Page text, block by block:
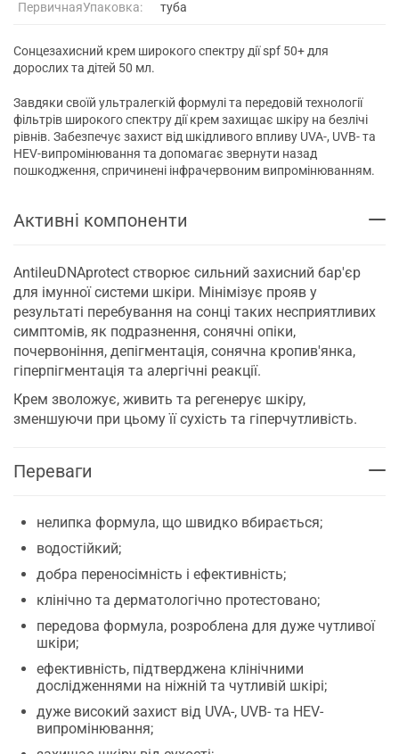
ПервичнаяУпаковка: туба
Сонцезахисний крем широкого спектру дії spf 50+ для
дорослих та дітей 50 мл.
Завдяки своїй ультралегкій формулі та передовій технології
фільтрів широкого спектру дії крем захищає шкіру на безлічі
рівнів. Забезпечує захист від шкідливого впливу UVA-, UVB- та
HEV-випромінювання та допомагає звернути назад
пошкодження, спричинені інфрачервоним випромінюванням.
Активні компоненти
AntileuDNAprotect створює сильний захисний бар'єр
для імунної системи шкіри. Мінімізує прояв у
результаті перебування на сонці таких несприятливих
симптомів, як подразнення, сонячні опіки,
почервоніння, депігментація, сонячна кропив'янка,
гіперпігментація та алергічні реакції.
Крем зволожує, живить та регенерує шкіру,
зменшуючи при цьому її сухість та гіперчутливість.
Переваги
нелипка формула, що швидко вбирається;
водостійкий;
добра переносімність і ефективність;
клінічно та дерматологічно протестовано;
передова формула, розроблена для дуже чутливої
шкіри;
ефективність, підтверджена клінічними
дослідженнями на ніжній та чутливій шкірі;
дуже високий захист від UVA-, UVB- та HEV-
випромінювання;